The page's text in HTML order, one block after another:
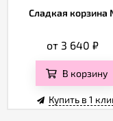
Сладкая
от 3 640₽
В корзину
Купить в 1